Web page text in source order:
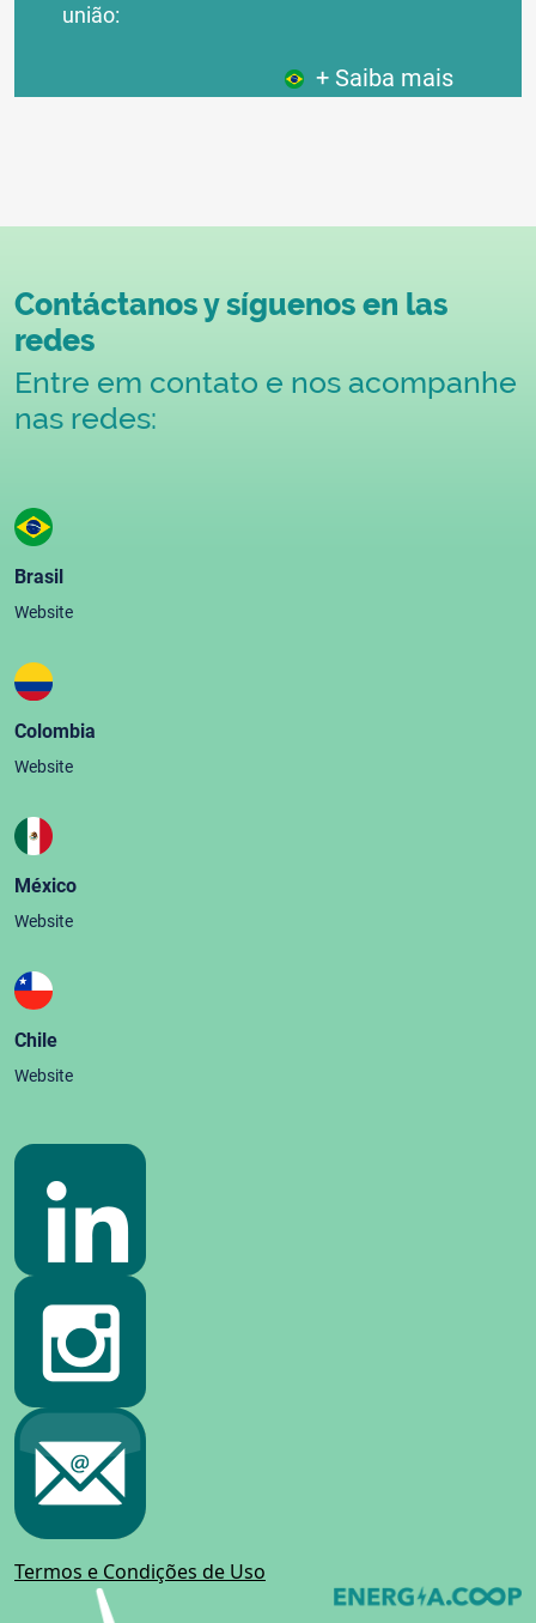
união:
+ Saiba mais
Contáctanos y síguenos en las
redes
Entre em contato e nos acompanhe
nas redes:
Brasil
Website
Colombia
Website
México
Website
Chile
Website
Termos e Condições de Uso